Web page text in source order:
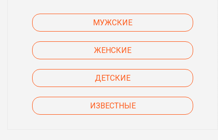
МУЖСКИЕ
ЖЕНСКИЕ
ДЕТСКИЕ
ИЗВЕСТНЫЕ